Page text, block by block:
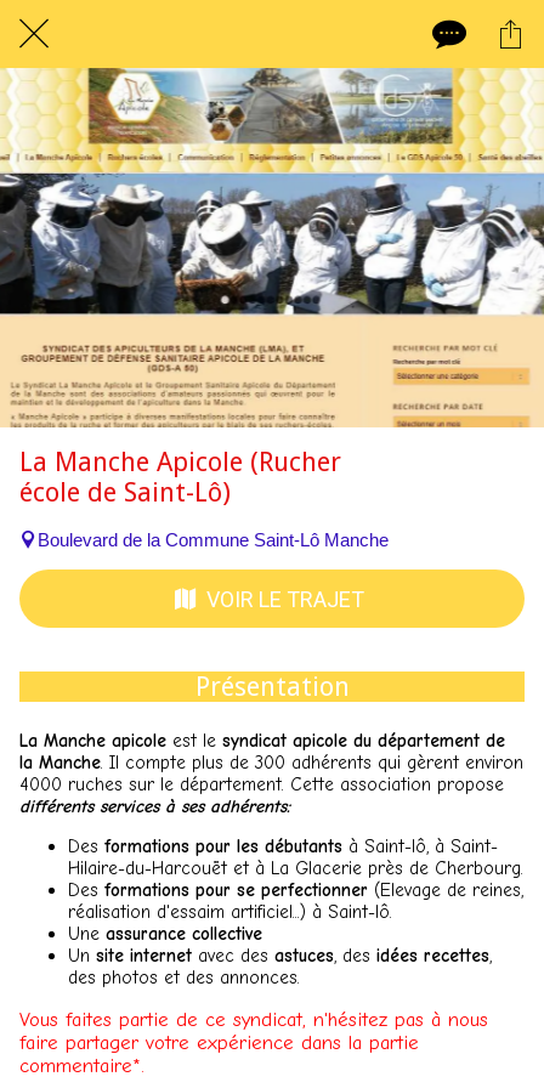
La Manche Apicole (Rucher
école de Saint-Lô)
Boulevard de la Commune Saint-Lô Manche
VOIR LE TRAJET
Présentation
La Manche apicole est le syndicat apicole du département de
la Manche. Il compte plus de 300 adhérents qui gèrent environ
4000 ruches sur le département. Cette association propose
différents services à ses adhérents:
Des formations pour les débutants à Saint-lô, à Saint-
Hilaire-du-Harcouët et à La Glacerie près de Cherbourg.
Des formations pour se perfectionner (Elevage de reines,
réalisation d'essaim artificiel...) à Saint-lô.
Une assurance collective
Un site internet avec des astuces, des idées recettes,
des photos et des annonces.
Vous faites partie de ce syndicat, n'hésitez pas à nous
faire partager votre expérience dans la partie
commentaire*.